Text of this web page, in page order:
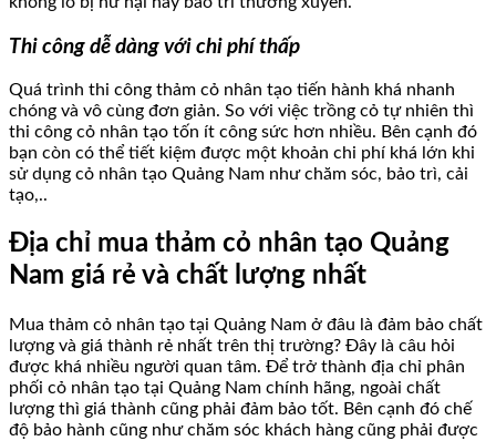
Thi công dễ dàng với chi phí thấp
Quá trình thi công thảm cỏ nhân tạo tiến hành khá nhanh
chóng và vô cùng đơn giản. So với việc trồng cỏ tự nhiên thì
thi công cỏ nhân tạo tốn ít công sức hơn nhiều. Bên cạnh đó
bạn còn có thể tiết kiệm được một khoản chi phí khá lớn khi
sử dụng cỏ nhân tạo Quảng Nam như chăm sóc, bảo trì, cải
tạo,..
Địa chỉ mua thảm cỏ nhân tạo Quảng
Nam giá rẻ và chất lượng nhất
Mua thảm cỏ nhân tạo tại Quảng Nam ở đâu là đảm bảo chất
lượng và giá thành rẻ nhất trên thị trường? Đây là câu hỏi
được khá nhiều người quan tâm. Để trở thành địa chỉ phân
phối cỏ nhân tạo tại Quảng Nam chính hãng, ngoài chất
lượng thì giá thành cũng phải đảm bảo tốt. Bên cạnh đó chế
độ bảo hành cũng như chăm sóc khách hàng cũng phải được